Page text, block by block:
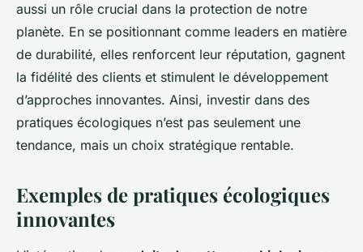
aussi un rôle crucial dans la protection de notre
planète. En se positionnant comme leaders en matière
de durabilité, elles renforcent leur réputation, gagnent
la fidélité des clients et stimulent le développement
d’approches innovantes. Ainsi, investir dans des
pratiques écologiques n’est pas seulement une
tendance, mais un choix stratégique rentable.
Exemples de pratiques écologiques
innovantes